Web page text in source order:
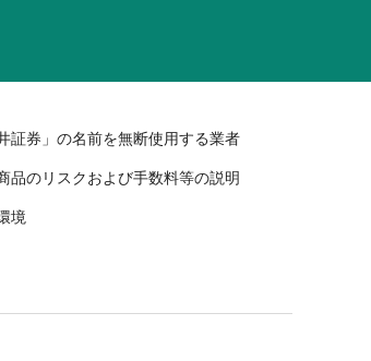
井証券」の名前を無断使用する業者
品のリスクおよび手数料等の説明
境